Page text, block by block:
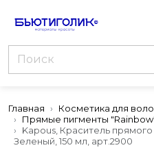
Главная Косметика для
Прямые пигменты
Kapous, Краситель
Зеленый, 150 мл, арт.2900